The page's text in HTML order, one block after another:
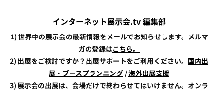
インターネット展示会.tv 編集部
1) 世界中の展示会の最新情報をメールでお知らせします。メルマ
ガの登録はこちら。
2) 出展をご検討ですか？出展サポートをご利用ください。 国内出
展・ブースプランニング /海外出展支援
3) 展示会の出展は、会場だけで終わらせてはいけません。オンラ